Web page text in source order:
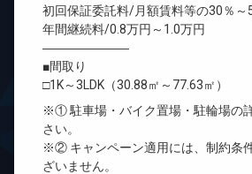
初回保証委託料/月額賃料等の30％～
年間継続料/0.8万円～1.0万円
―――――――
■間取り
□1K～3LDK（30.88㎡～77.63㎡）
※① 駐車場・バイク置場・駐輪場の
さい。
※② キャンペーン適用には、制約条
ざいません。